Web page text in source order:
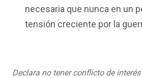
necesaria que nunca en un
tensión creciente por la
Declara no tener conflicto de interés